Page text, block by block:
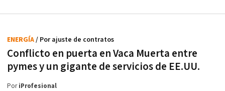
Conflicto en puerta en Vaca Muerta entre
pymes y un gigante de servicios de EE.UU.
ENERGÍA/ Por ajuste de contratos
PoriProfesional